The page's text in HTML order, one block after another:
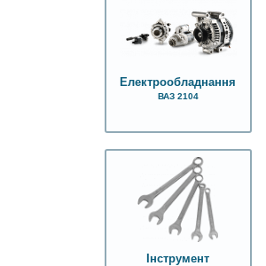
Електрообладнання
ВАЗ 2104
Інструмент